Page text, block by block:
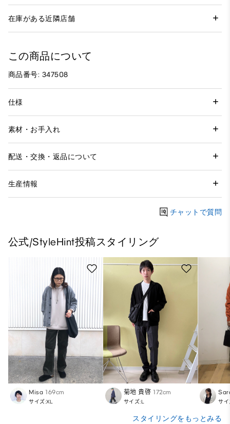
在庫がある近隣店舗
この商品について
商品番号: 347508
仕様
素材・お手入れ
配送・交換・返品について
生産情報
チャットで質問
公式/StyleHint投稿スタイリング
Misa 169cm
サイズ:XL
菊地 貴啓 172cm
サイズ:L サ
スタイリングをもっとみる